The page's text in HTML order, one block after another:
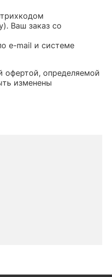
Ваш заказ со
e-mail и системе
офертой, определяемой
изменены